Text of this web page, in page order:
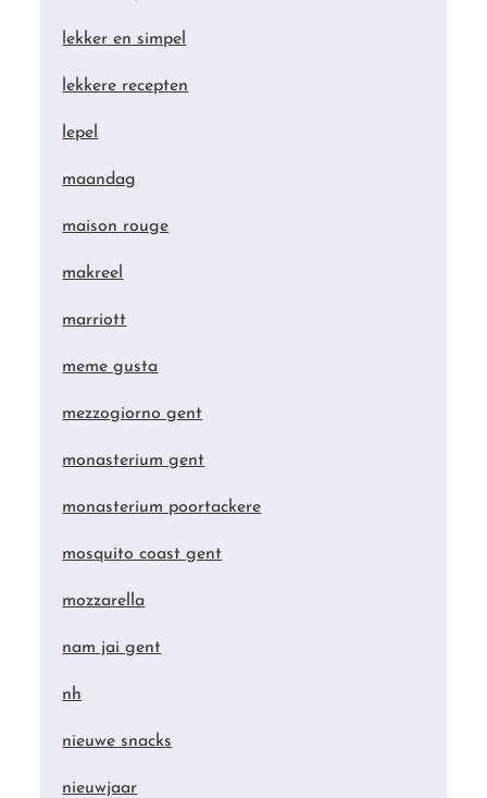
lekker en simpel
lekkere recepten
lepel
maandag
maison rouge
makreel
marriott
meme gusta
mezzogiorno gent
monasterium gent
monasterium poortackere
mosquito coast gent
mozzarella
nam jai gent
nh
nieuwe snacks
nieuwjaar